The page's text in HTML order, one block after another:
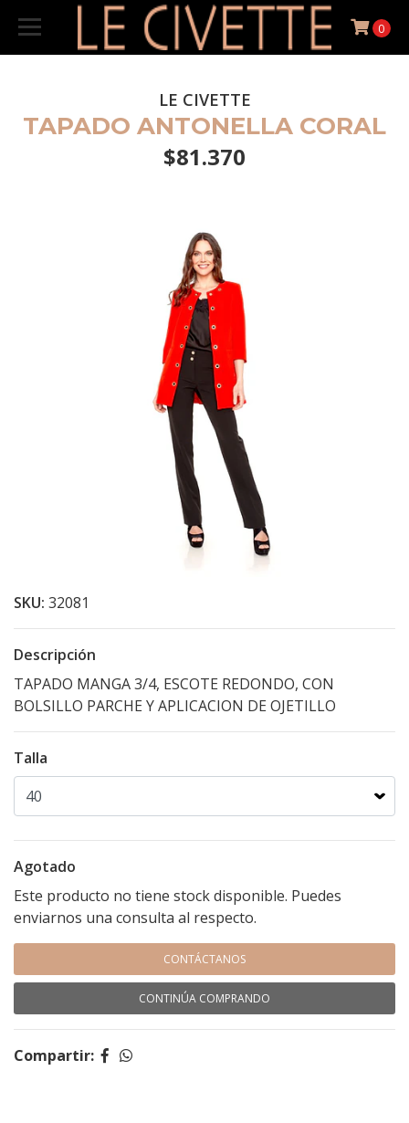
0
LE CIVETTE
TAPADO ANTONELLA CORAL
$81.370
SKU: 32081
Descripción
TAPADO MANGA 3/4, ESCOTE REDONDO, CON
BOLSILLO PARCHE Y APLICACION DE OJETILLO
Talla
Agotado
Este producto no tiene stock disponible. Puedes
enviarnos una consulta al respecto.
CONTÁCTANOS
CONTINÚA COMPRANDO
Compartir: